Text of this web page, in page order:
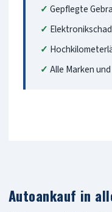
Gepflegte
Alle Marken
Autoankauf in